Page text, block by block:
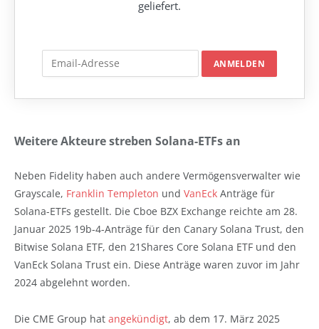
geliefert.
Weitere Akteure streben Solana-ETFs an
Neben Fidelity haben auch andere Vermögensverwalter wie
Grayscale, Franklin Templeton und VanEck Anträge für
Solana-ETFs gestellt. Die Cboe BZX Exchange reichte am 28.
Januar 2025 19b-4-Anträge für den Canary Solana Trust, den
Bitwise Solana ETF, den 21Shares Core Solana ETF und den
VanEck Solana Trust ein. Diese Anträge waren zuvor im Jahr
2024 abgelehnt worden.
Die CME Group hat angekündigt, ab dem 17. März 2025